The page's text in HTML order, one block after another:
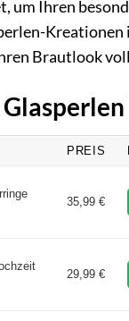
Ihren
Brautlook
PREIS
35,99 €
29,99 €